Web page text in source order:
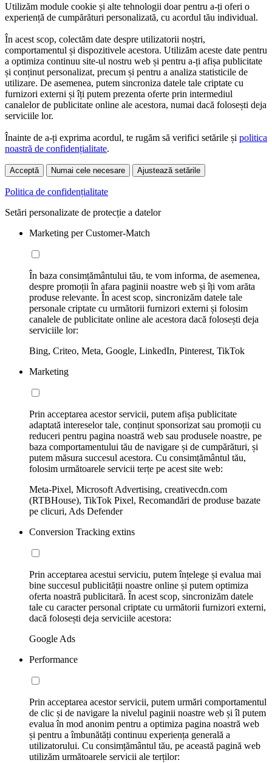
Utilizăm module cookie și alte tehnologii doar pentru a-ți oferi o
experiență de cumpărături personalizată, cu acordul tău individual.
În acest scop, colectăm date despre utilizatorii noștri,
comportamentul și dispozitivele acestora. Utilizăm aceste date pentru
a optimiza continuu site-ul nostru web și pentru a-ți afișa publicitate
și conținut personalizat, precum și pentru a analiza statisticile de
utilizare. De asemenea, putem sincroniza datele tale criptate cu
furnizori externi și îți putem prezenta oferte prin intermediul
canalelor de publicitate online ale acestora, numai dacă folosești deja
serviciile lor.
Înainte de a-ți exprima acordul, te rugăm să verifici setările și politica
noastră de confidențialitate.
Acceptă Numai cele necesare Ajustează setările
Politica de confidențialitate
Setări personalizate de protecție a datelor
Marketing per Customer-Match
În baza consimțământului tău, te vom informa, de asemenea,
despre promoții în afara paginii noastre web și îți vom arăta
produse relevante. În acest scop, sincronizăm datele tale
personale criptate cu următorii furnizori externi și folosim
canalele de publicitate online ale acestora dacă folosești deja
serviciile lor:
Bing, Criteo, Meta, Google, LinkedIn, Pinterest, TikTok
Marketing
Prin acceptarea acestor servicii, putem afișa publicitate
adaptată intereselor tale, conținut sponsorizat sau promoții cu
reduceri pentru pagina noastră web sau produsele noastre, pe
baza comportamentului tău de navigare și de cumpărături, și
putem măsura succesul acestora. Cu consimțământul tău,
folosim următoarele servicii terțe pe acest site web:
Meta-Pixel, Microsoft Advertising, creativecdn.com
(RTBHouse), TikTok Pixel, Recomandări de produse bazate
pe clicuri, Ads Defender
Conversion Tracking extins
Prin acceptarea acestui serviciu, putem înțelege și evalua mai
bine succesul publicității noastre online și putem optimiza
oferta noastră publicitară. În acest scop, sincronizăm datele
tale cu caracter personal criptate cu următorii furnizori externi,
dacă folosești deja serviciile acestora:
Google Ads
Performance
Prin acceptarea acestor servicii, putem urmări comportamentul
de clic și de navigare la nivelul paginii noastre web și îl putem
evalua în mod anonim pentru a optimiza pagina noastră web
și pentru a îmbunătăți continuu experiența generală a
utilizatorului. Cu consimțământul tău, pe această pagină web
utilizăm următoarele servicii ale terților: